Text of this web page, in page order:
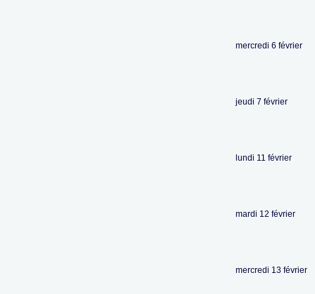
mercredi 6 février
jeudi 7 février
lundi 11 février
mardi 12 février
mercredi 13 février